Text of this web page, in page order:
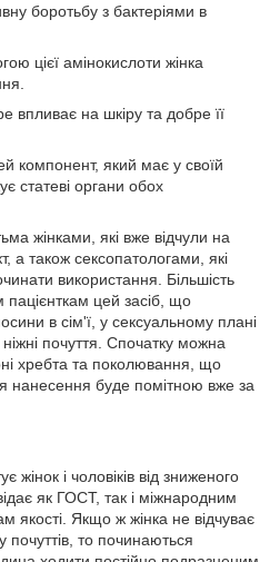
боротьбу з бактеріями в
цієї амінокислоти жінка
впливає на шкіру та добре її
компонент, який має у своїй
статеві органи обох
жінками, які вже відчули на
а також сексопатологами, які
використання. Більшість
пацієнткам цей засіб, що
в сім'ї, у сексуальному плані
почуття. Спочатку можна
хребта та поколювання, що
нанесення буде помітною вже за
жінок і чоловіків від зниженого
як ГОСТ, так і міжнародним
якості. Якщо ж жінка не відчуває
почуттів, то починаються